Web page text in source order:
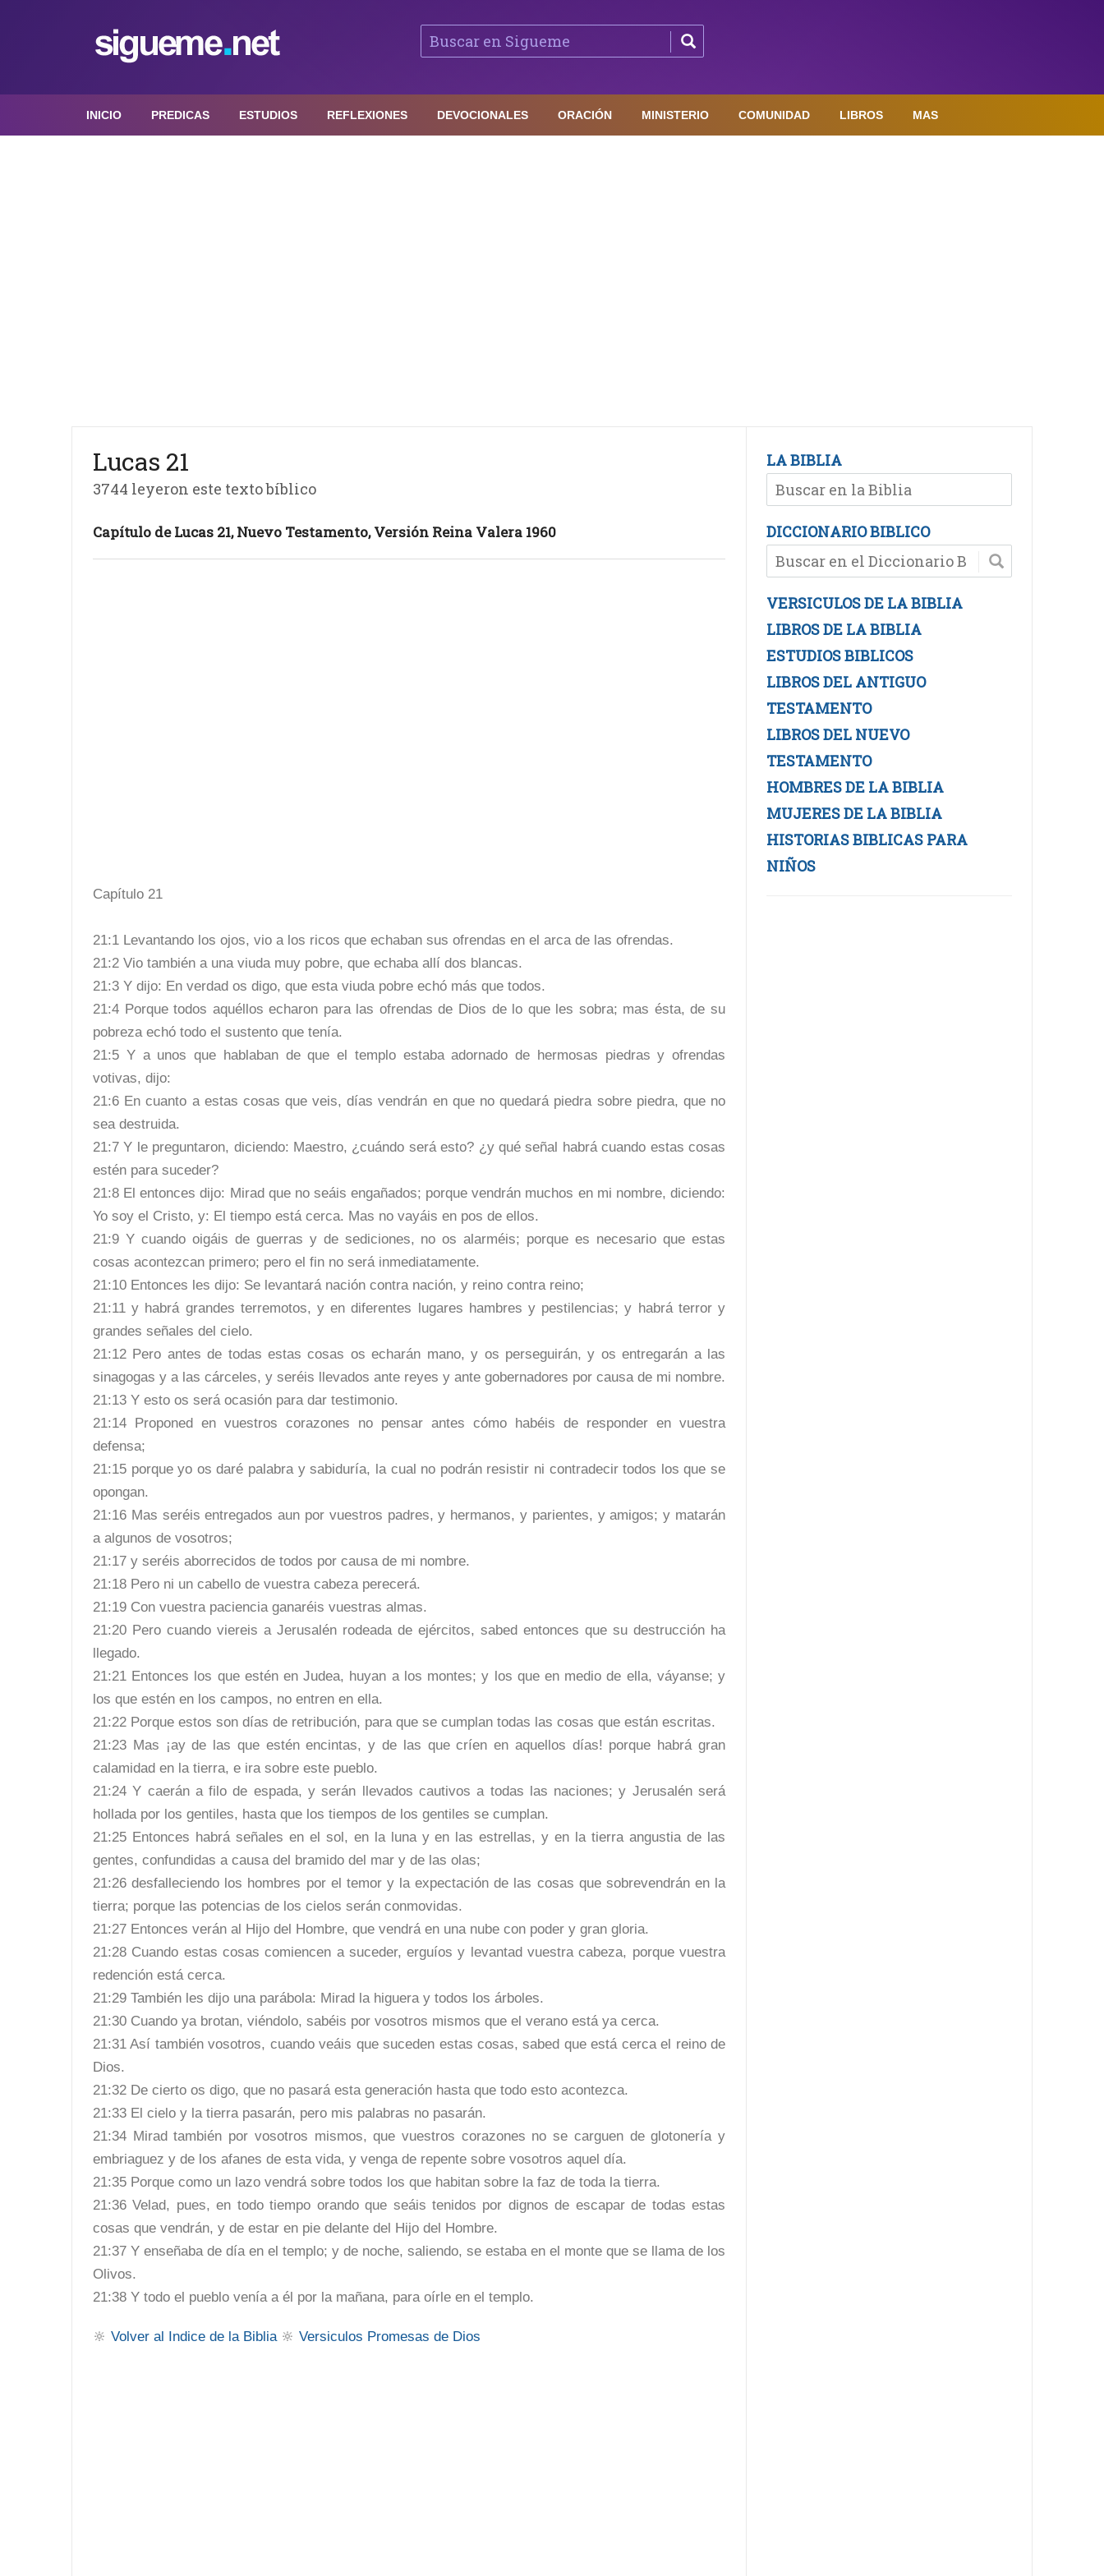
INICIO PREDICAS ESTUDIOS REFLEXIONES DEVOCIONALES ORACIÓN MINISTERIO COMUNIDAD LIBROS MAS
Lucas 21
3744 leyeron este texto bíblico
Capítulo de Lucas 21, Nuevo Testamento, Versión Reina Valera 1960
Capítulo 21
21:1 Levantando los ojos, vio a los ricos que echaban sus ofrendas en el arca de las ofrendas.
21:2 Vio también a una viuda muy pobre, que echaba allí dos blancas.
21:3 Y dijo: En verdad os digo, que esta viuda pobre echó más que todos.
21:4 Porque todos aquéllos echaron para las ofrendas de Dios de lo que les sobra; mas ésta, de su
pobreza echó todo el sustento que tenía.
21:5 Y a unos que hablaban de que el templo estaba adornado de hermosas piedras y ofrendas
votivas, dijo:
21:6 En cuanto a estas cosas que veis, días vendrán en que no quedará piedra sobre piedra, que no
sea destruida.
21:7 Y le preguntaron, diciendo: Maestro, ¿cuándo será esto? ¿y qué señal habrá cuando estas cosas
estén para suceder?
21:8 El entonces dijo: Mirad que no seáis engañados; porque vendrán muchos en mi nombre, diciendo:
Yo soy el Cristo, y: El tiempo está cerca. Mas no vayáis en pos de ellos.
21:9 Y cuando oigáis de guerras y de sediciones, no os alarméis; porque es necesario que estas
cosas acontezcan primero; pero el fin no será inmediatamente.
21:10 Entonces les dijo: Se levantará nación contra nación, y reino contra reino;
21:11 y habrá grandes terremotos, y en diferentes lugares hambres y pestilencias; y habrá terror y
grandes señales del cielo.
21:12 Pero antes de todas estas cosas os echarán mano, y os perseguirán, y os entregarán a las
sinagogas y a las cárceles, y seréis llevados ante reyes y ante gobernadores por causa de mi nombre.
21:13 Y esto os será ocasión para dar testimonio.
21:14 Proponed en vuestros corazones no pensar antes cómo habéis de responder en vuestra
defensa;
21:15 porque yo os daré palabra y sabiduría, la cual no podrán resistir ni contradecir todos los que se
opongan.
21:16 Mas seréis entregados aun por vuestros padres, y hermanos, y parientes, y amigos; y matarán
a algunos de vosotros;
21:17 y seréis aborrecidos de todos por causa de mi nombre.
21:18 Pero ni un cabello de vuestra cabeza perecerá.
21:19 Con vuestra paciencia ganaréis vuestras almas.
21:20 Pero cuando viereis a Jerusalén rodeada de ejércitos, sabed entonces que su destrucción ha
llegado.
21:21 Entonces los que estén en Judea, huyan a los montes; y los que en medio de ella, váyanse; y
los que estén en los campos, no entren en ella.
21:22 Porque estos son días de retribución, para que se cumplan todas las cosas que están escritas.
21:23 Mas ¡ay de las que estén encintas, y de las que críen en aquellos días! porque habrá gran
calamidad en la tierra, e ira sobre este pueblo.
21:24 Y caerán a filo de espada, y serán llevados cautivos a todas las naciones; y Jerusalén será
hollada por los gentiles, hasta que los tiempos de los gentiles se cumplan.
21:25 Entonces habrá señales en el sol, en la luna y en las estrellas, y en la tierra angustia de las
gentes, confundidas a causa del bramido del mar y de las olas;
21:26 desfalleciendo los hombres por el temor y la expectación de las cosas que sobrevendrán en la
tierra; porque las potencias de los cielos serán conmovidas.
21:27 Entonces verán al Hijo del Hombre, que vendrá en una nube con poder y gran gloria.
21:28 Cuando estas cosas comiencen a suceder, erguíos y levantad vuestra cabeza, porque vuestra
redención está cerca.
21:29 También les dijo una parábola: Mirad la higuera y todos los árboles.
21:30 Cuando ya brotan, viéndolo, sabéis por vosotros mismos que el verano está ya cerca.
21:31 Así también vosotros, cuando veáis que suceden estas cosas, sabed que está cerca el reino de
Dios.
21:32 De cierto os digo, que no pasará esta generación hasta que todo esto acontezca.
21:33 El cielo y la tierra pasarán, pero mis palabras no pasarán.
21:34 Mirad también por vosotros mismos, que vuestros corazones no se carguen de glotonería y
embriaguez y de los afanes de esta vida, y venga de repente sobre vosotros aquel día.
21:35 Porque como un lazo vendrá sobre todos los que habitan sobre la faz de toda la tierra.
21:36 Velad, pues, en todo tiempo orando que seáis tenidos por dignos de escapar de todas estas
cosas que vendrán, y de estar en pie delante del Hijo del Hombre.
21:37 Y enseñaba de día en el templo; y de noche, saliendo, se estaba en el monte que se llama de los
Olivos.
21:38 Y todo el pueblo venía a él por la mañana, para oírle en el templo.
🔆 Volver al Indice de la Biblia🔆 Versiculos Promesas de Dios
LA BIBLIA
DICCIONARIO BIBLICO
VERSICULOS DE LA BIBLIA
LIBROS DE LA BIBLIA
ESTUDIOS BIBLICOS
LIBROS DEL ANTIGUO
TESTAMENTO
LIBROS DEL NUEVO
TESTAMENTO
HOMBRES DE LA BIBLIA
MUJERES DE LA BIBLIA
HISTORIAS BIBLICAS PARA
NIÑOS